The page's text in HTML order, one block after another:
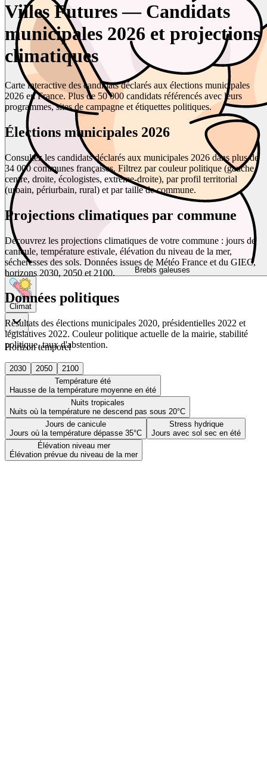
Brebis galeuses
Climat
Horizon temporel
2030 2050
2100
Température été
Hausse de la température moyenne en été
Nuits tropicales
Nuits où la température ne descend pas sous 20°C
Jours de canicule
Jours où la température dépasse 35°C
Stress hydrique
Jours avec sol sec en été
Élévation niveau mer
Élévation prévue du niveau de la mer
Villes Futures — Candidats
municipales 2026 et projections
climatiques
Carte interactive des candidats déclarés aux élections municipales
2026 en France. Plus de 50 000 candidats référencés avec leurs
programmes, sites de campagne et étiquettes politiques.
Élections municipales 2026
Consultez les candidats déclarés aux municipales 2026 dans plus de
34 000 communes françaises. Filtrez par couleur politique (gauche,
centre, droite, écologistes, extrême-droite), par profil territorial
(urbain, périurbain, rural) et par taille de commune.
Projections climatiques par commune
Découvrez les projections climatiques de votre commune : jours de
canicule, température estivale, élévation du niveau de la mer,
sécheresses des sols. Données issues de Météo France et du GIEC,
horizons 2030, 2050 et 2100.
Données politiques
Résultats des élections municipales 2020, présidentielles 2022 et
législatives 2022. Couleur politique actuelle de la mairie, stabilité
politique, taux d'abstention.